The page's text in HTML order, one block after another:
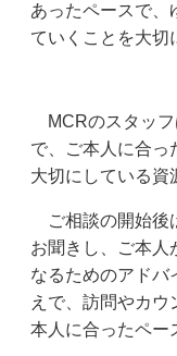
あったペースで、
ていくことを大切
MCRのスタッフ
で、ご本人に合っ
大切にしている資
ご相談の開始後
お聞きし、ご本人
なるためのアドバ
えで、訪問やカ
本人に合ったペー